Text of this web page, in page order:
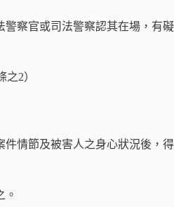
察官或司法警察認其在場，有
2）
情節及被害人之身心狀況後，得
。